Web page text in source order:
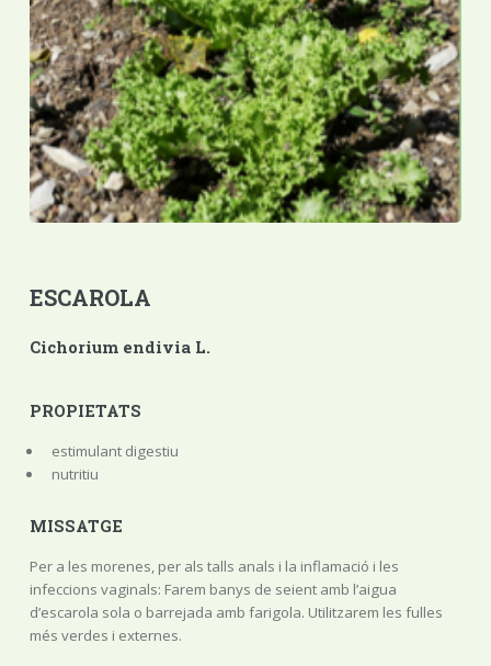
ESCAROLA
Cichorium endivia L.
PROPIETATS
estimulant digestiu
nutritiu
MISSATGE
Per a les morenes, per als talls anals i la inflamació i les
infeccions vaginals: Farem banys de seient amb l’aigua
d’escarola sola o barrejada amb farigola. Utilitzarem les fulles
més verdes i externes.